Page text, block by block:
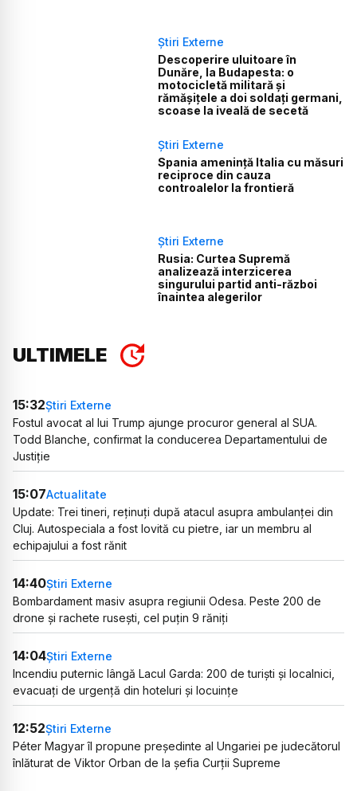
Știri Externe
Descoperire uluitoare în
Dunăre, la Budapesta: o
motocicletă militară și
rămășițele a doi soldați germani,
scoase la iveală de secetă
Știri Externe
Spania amenință Italia cu măsuri
reciproce din cauza
controalelor la frontieră
Știri Externe
Rusia: Curtea Supremă
analizează interzicerea
singurului partid anti-război
înaintea alegerilor
ULTIMELE
15:32Știri Externe
Fostul avocat al lui Trump ajunge procuror general al SUA.
Todd Blanche, confirmat la conducerea Departamentului de
Justiție
15:07Actualitate
Update: Trei tineri, reținuți după atacul asupra ambulanței din
Cluj. Autospeciala a fost lovită cu pietre, iar un membru al
echipajului a fost rănit
14:40Știri Externe
Bombardament masiv asupra regiunii Odesa. Peste 200 de
drone și rachete rusești, cel puțin 9 răniți
14:04Știri Externe
Incendiu puternic lângă Lacul Garda: 200 de turiști și localnici,
evacuați de urgență din hoteluri și locuințe
12:52Știri Externe
Péter Magyar îl propune președinte al Ungariei pe judecătorul
înlăturat de Viktor Orban de la șefia Curții Supreme